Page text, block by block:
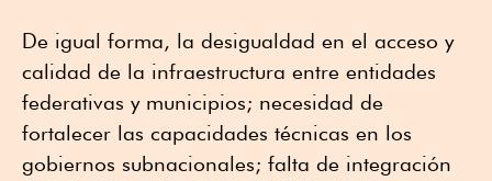
De igual forma, la desigualdad en el acceso y
calidad de la infraestructura entre entidades
federativas y municipios; necesidad de
fortalecer las capacidades técnicas en los
gobiernos subnacionales; falta de integración